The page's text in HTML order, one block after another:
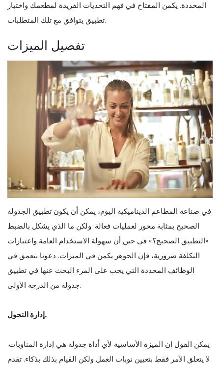
المحددة. يكمن المفتاح في فهم التحديات الفريدة لمطعمك واختيار
تطبيق يتوافق مع تلك المتطلبات.
تفصيل الميزات
في صناعة المطاعم الديناميكية اليوم، يمكن أن يكون تطبيق الجدولة
الصحيح بمثابة محور لعمليات فعالة. ولكن ما الذي يشكل بالضبط
«التطبيق الصحيح؟» في حين أن سهولة الاستخدام العامة واعتبارات
التكلفة ضرورية، فإن الجوهر يكمن في الميزات. دعونا نتعمق في
الوظائف المحددة التي يجب على المرء البحث عنها في تطبيق
جدولة من الدرجة الأولى.
إدارة التحول.
يمكن القول إن الميزة الأساسية لأي أداة جدولة هي إدارة المناوبات.
لا يتعلق الأمر فقط بتعيين نوبات العمل ولكن القيام بذلك بذكاء. تقدم